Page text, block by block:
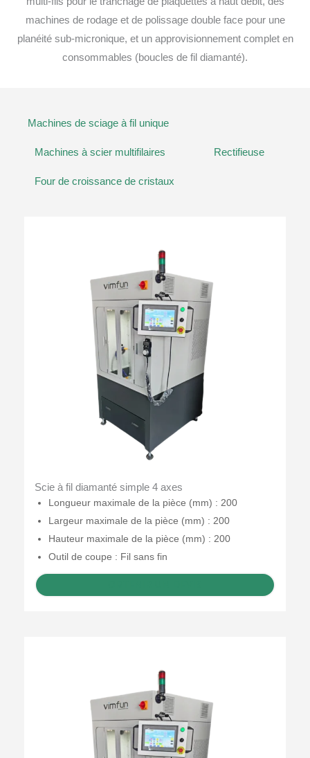
machines de rodage et de polissage double face pour une
planéité sub-micronique, et un approvisionnement complet en
consommables (boucles de fil diamanté).
Machines de sciage à fil unique
Machines à scier multifilaires Rectifieuse
Four de croissance de cristaux
Scie à fil diamanté simple 4 axes
Longueur maximale de la pièce (mm) : 200
Largeur maximale de la pièce (mm) : 200
Hauteur maximale de la pièce (mm) : 200
Outil de coupe : Fil sans fin